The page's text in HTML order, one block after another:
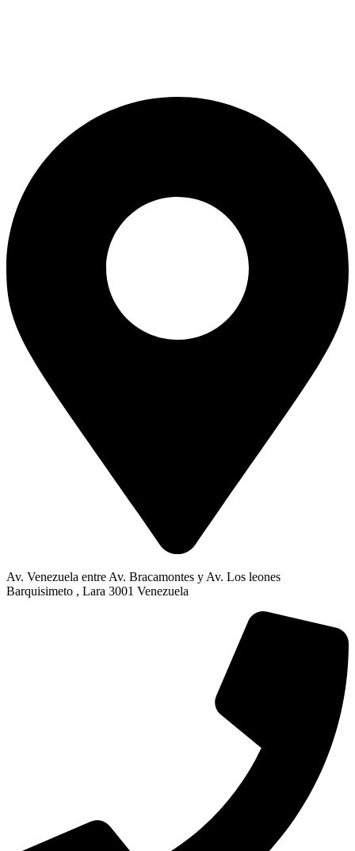
Av. Venezuela entre Av. Bracamontes y Av. Los leones
Barquisimeto , Lara 3001 Venezuela